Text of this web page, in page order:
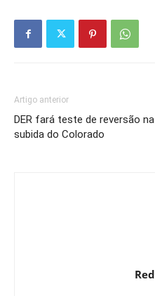
Artigo anterior
DER fará teste de reversão na
subida do Colorado